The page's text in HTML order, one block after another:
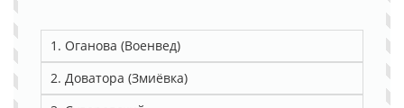
1. Оганова (Военвед)
2. Доватора (Змиёвка)